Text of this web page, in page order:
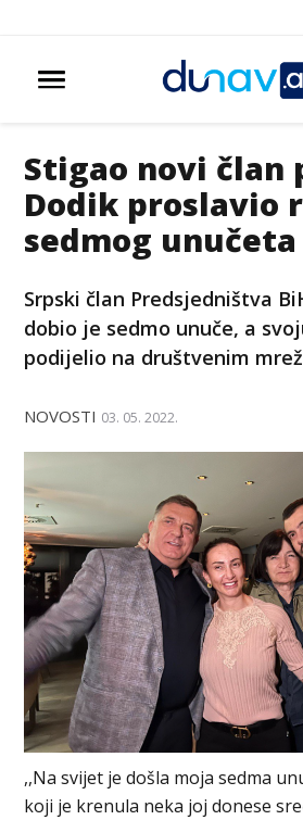
Stigao novi član
Dodik proslavio
sedmog unučeta
Srpski član Predsjedništva
dobio je sedmo unuče, a
podijelio na društvenim
NOVOSTI 03. 05. 2022.
,,Na svijet je došla moja sedma
koji je krenula neka joj donese